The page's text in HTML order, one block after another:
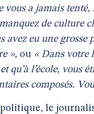
vous a jamais
de culture
avez eu une grosse
», ou « Dans votre
qu’à l’école, vous
composés.
le